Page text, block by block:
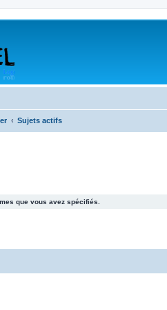
Sujets actifs
que vous avez spécifiés.